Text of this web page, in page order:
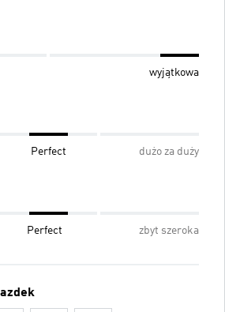
wyjątkowa
Perfect dużo za duży
Perfect zbyt szeroka